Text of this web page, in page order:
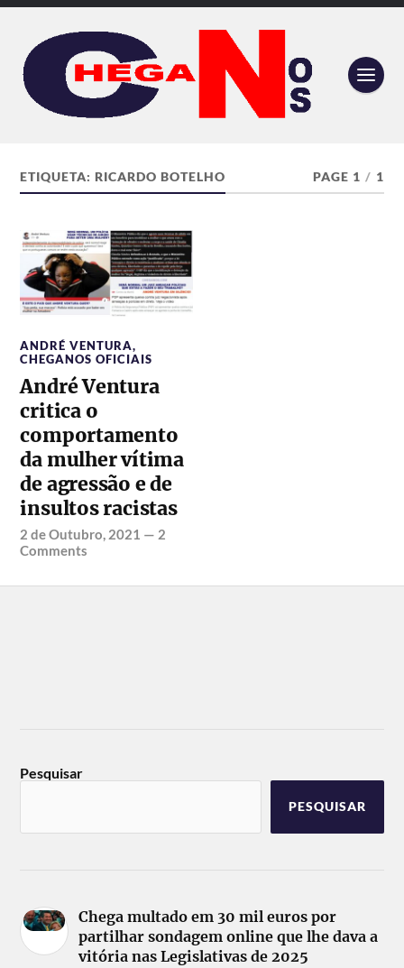
ETIQUETA:RICARDO BOTELHO PAGE 1 / 1
ANDRÉ VENTURA,
CHEGANOS OFICIAIS
André Ventura
critica o
comportamento
da mulher vítima
de agressão e de
insultos racistas
2 de Outubro, 2021 — 2
Comments
Pesquisar
PESQUISAR
Chega multado em 30 mil euros por
partilhar sondagem online que lhe dava a
vitória nas Legislativas de 2025